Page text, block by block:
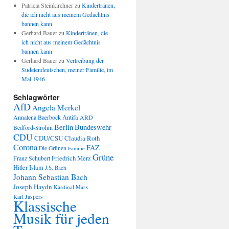
Patricia Steinkirchnerzu Kindertränen,
die ich nicht aus meinem Gedächtnis
bannen kann
Gerhard Bauerzu Kindertränen, die
ich nicht aus meinem Gedächtnis
bannen kann
Gerhard Bauerzu Vertreibung der
Sudetendeutschen, meiner Familie, im
Mai 1946
Schlagwörter
AfDAngela Merkel
Annalena BaerbockAntifa ARD
Bedford-Strohm BerlinBundeswehr
CDUCDU/CSUClaudia Roth
Corona Die Grünen Familie FAZ
Franz SchubertFriedrich MerzGrüne
HitlerIslam J.S. Bach
Johann Sebastian Bach
Joseph Haydn Kardinal Marx
Karl Jaspers
Klassische
Musik für jeden